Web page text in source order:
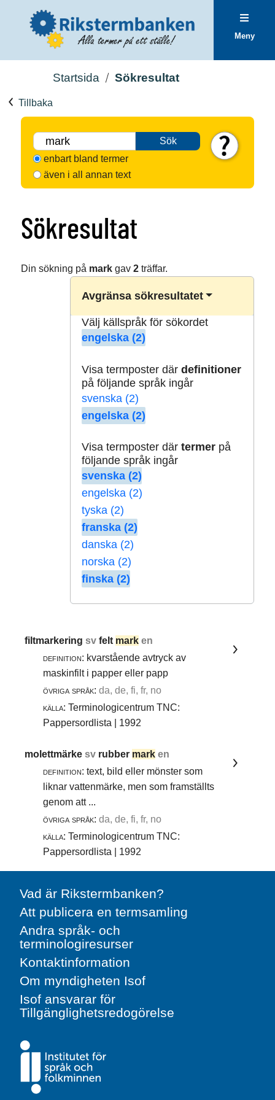
Meny
Startsida Sökresultat
Tillbaka
Sök
enbart bland termer
även i all annan text
Sökresultat
Din sökning på markgav 2träffar.
Avgränsa sökresultatet
Välj källspråk för sökordet
engelska (2)
Visa termposter där definitioner
på följande språk ingår
svenska (2)
engelska (2)
Visa termposter där termerpå
följande språk ingår
svenska (2)
engelska (2)
tyska (2)
franska (2)
danska (2)
norska (2)
finska (2)
filtmarkeringsvfelt mark en
definition: kvarstående avtryck av
maskinfilt i papper eller papp
övriga språk: da, de, fi, fr, no
källa: Terminologicentrum TNC:
Pappersordlista | 1992
molettmärkesv rubber mark en
definition: text, bild eller mönster som
liknar vattenmärke, men som framställts
genom att ...
övriga språk: da, de, fi, fr, no
källa: Terminologicentrum TNC:
Pappersordlista | 1992
Vad är Rikstermbanken?
Att publicera en termsamling
Andra språk- och
terminologiresurser
Kontaktinformation
Om myndigheten Isof
Isof ansvarar för
Tillgänglighetsredogörelse